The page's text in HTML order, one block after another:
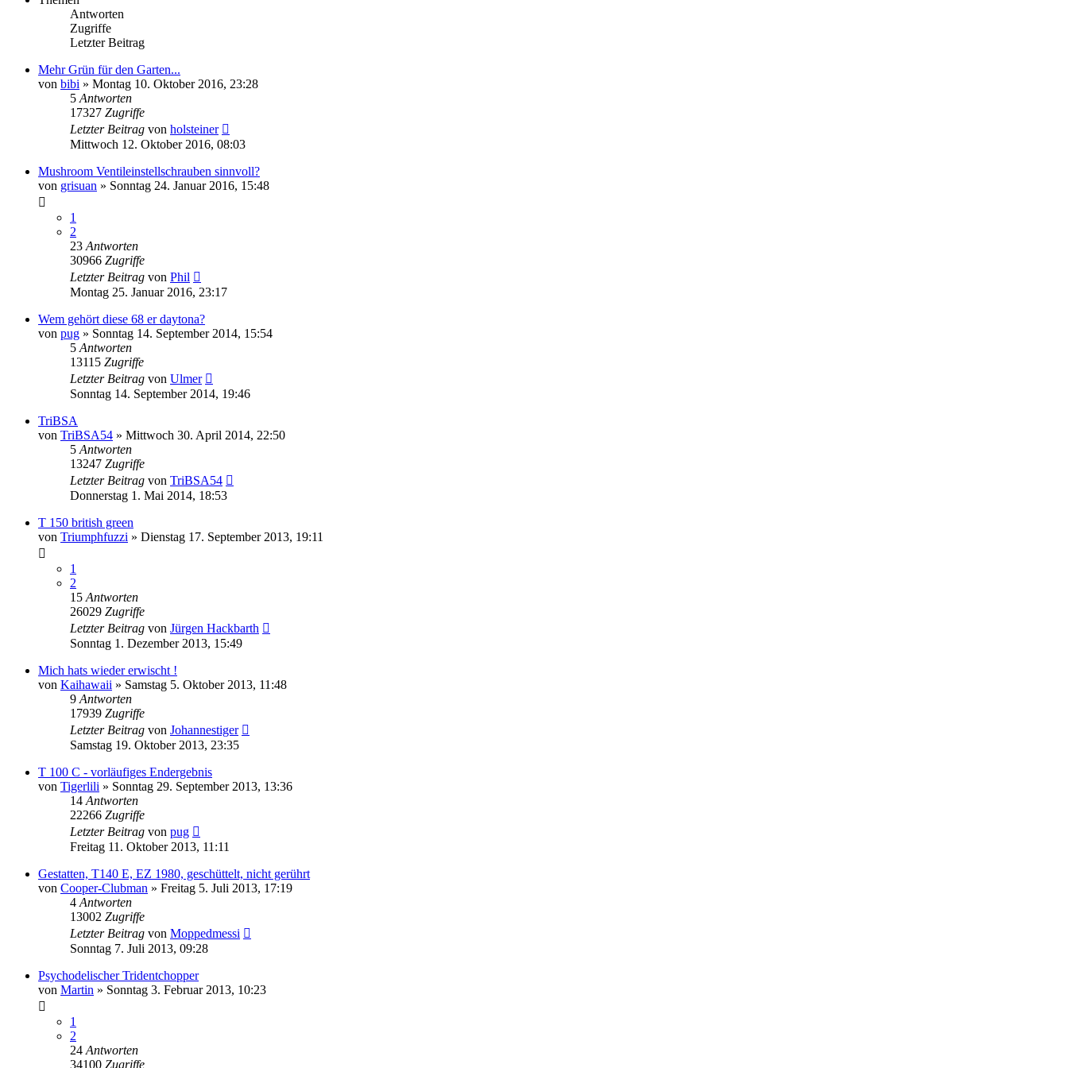
Antworten
Zugriffe
Letzter Beitrag
Mehr Grün für den Garten...
von bibi » Montag 10. Oktober 2016, 23:28
5 Antworten
17327 Zugriffe
Letzter Beitrag von holsteiner
Mittwoch 12. Oktober 2016, 08:03
Mushroom Ventileinstellschrauben sinnvoll?
von grisuan » Sonntag 24. Januar 2016, 15:48
1
2
23 Antworten
30966 Zugriffe
Letzter Beitrag von Phil
Montag 25. Januar 2016, 23:17
Wem gehört diese 68 er daytona?
von pug » Sonntag 14. September 2014, 15:54
5 Antworten
13115 Zugriffe
Letzter Beitrag von Ulmer
Sonntag 14. September 2014, 19:46
TriBSA
von TriBSA54 » Mittwoch 30. April 2014, 22:50
5 Antworten
13247 Zugriffe
Letzter Beitrag von TriBSA54
Donnerstag 1. Mai 2014, 18:53
T 150 british green
von Triumphfuzzi » Dienstag 17. September 2013, 19:11
1
2
15 Antworten
26029 Zugriffe
Letzter Beitrag von Jürgen Hackbarth
Sonntag 1. Dezember 2013, 15:49
Mich hats wieder erwischt !
von Kaihawaii » Samstag 5. Oktober 2013, 11:48
9 Antworten
17939 Zugriffe
Letzter Beitrag von Johannestiger
Samstag 19. Oktober 2013, 23:35
T 100 C - vorläufiges Endergebnis
von Tigerlili » Sonntag 29. September 2013, 13:36
14 Antworten
22266 Zugriffe
Letzter Beitrag von pug
Freitag 11. Oktober 2013, 11:11
Gestatten, T140 E, EZ 1980, geschüttelt, nicht gerührt
von Cooper-Clubman » Freitag 5. Juli 2013, 17:19
4 Antworten
13002 Zugriffe
Letzter Beitrag von Moppedmessi
Sonntag 7. Juli 2013, 09:28
Psychodelischer Tridentchopper
von Martin » Sonntag 3. Februar 2013, 10:23
1
2
24 Antworten
34100 Zugriffe